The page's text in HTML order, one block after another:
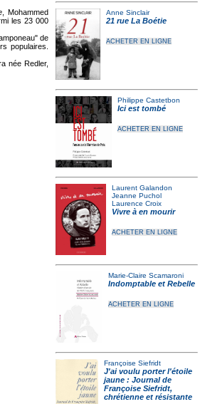
Anne Sinclair
21 rue La Boétie
ACHETER EN LIGNE
Philippe Castetbon
Ici est tombé
ACHETER EN LIGNE
Laurent Galandon
Jeanne Puchol
Laurence Croix
Vivre à en mourir
ACHETER EN LIGNE
Marie-Claire Scamaroni
Indomptable et Rebelle
ACHETER EN LIGNE
Françoise Siefridt
J'ai voulu porter l'étoile
jaune : Journal de
Françoise Siefridt,
chrétienne et résistante
, Mohammed
les 23 000
de
populaires.
née Redler,